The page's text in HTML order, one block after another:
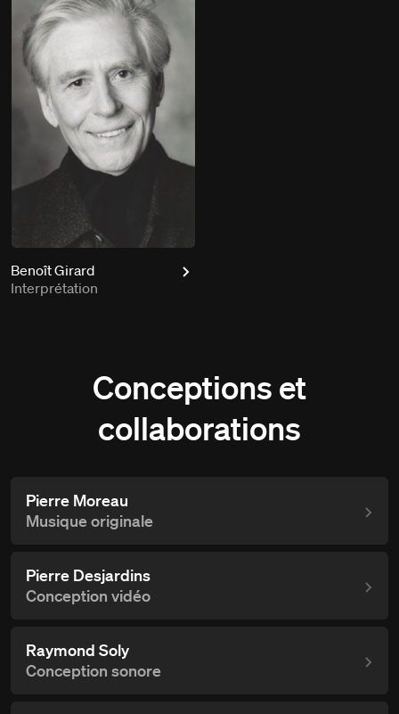
Benoît Girard
Interprétation
Conceptions et
collaborations
Pierre Moreau
Musique originale
Pierre Desjardins
Conception vidéo
Raymond Soly
Conception sonore